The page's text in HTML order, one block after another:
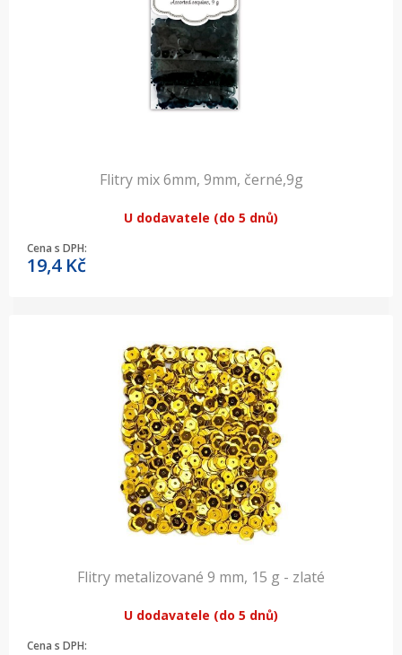
Flitry mix 6mm, 9mm, černé,9g
U dodavatele (do 5 dnů)
Cena s DPH:
19,4 Kč
Flitry metalizované 9 mm, 15 g - zlaté
U dodavatele (do 5 dnů)
Cena s DPH: